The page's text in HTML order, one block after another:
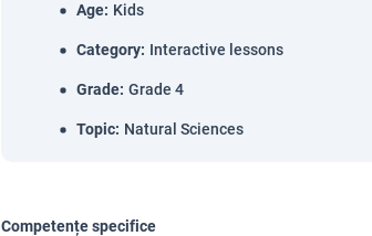
Age: Kids
Category: Interactive lessons
Grade: Grade 4
Topic: Natural Sciences
Competențe specifice